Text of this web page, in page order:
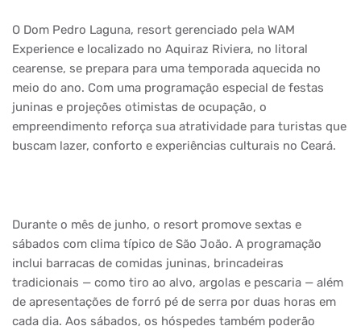
O Dom Pedro Laguna, resort gerenciado pela WAM
Experience e localizado no Aquiraz Riviera, no litoral
cearense, se prepara para uma temporada aquecida no
meio do ano. Com uma programação especial de festas
juninas e projeções otimistas de ocupação, o
empreendimento reforça sua atratividade para turistas que
buscam lazer, conforto e experiências culturais no Ceará.
Durante o mês de junho, o resort promove sextas e
sábados com clima típico de São João. A programação
inclui barracas de comidas juninas, brincadeiras
tradicionais — como tiro ao alvo, argolas e pescaria — além
de apresentações de forró pé de serra por duas horas em
cada dia. Aos sábados, os hóspedes também poderão